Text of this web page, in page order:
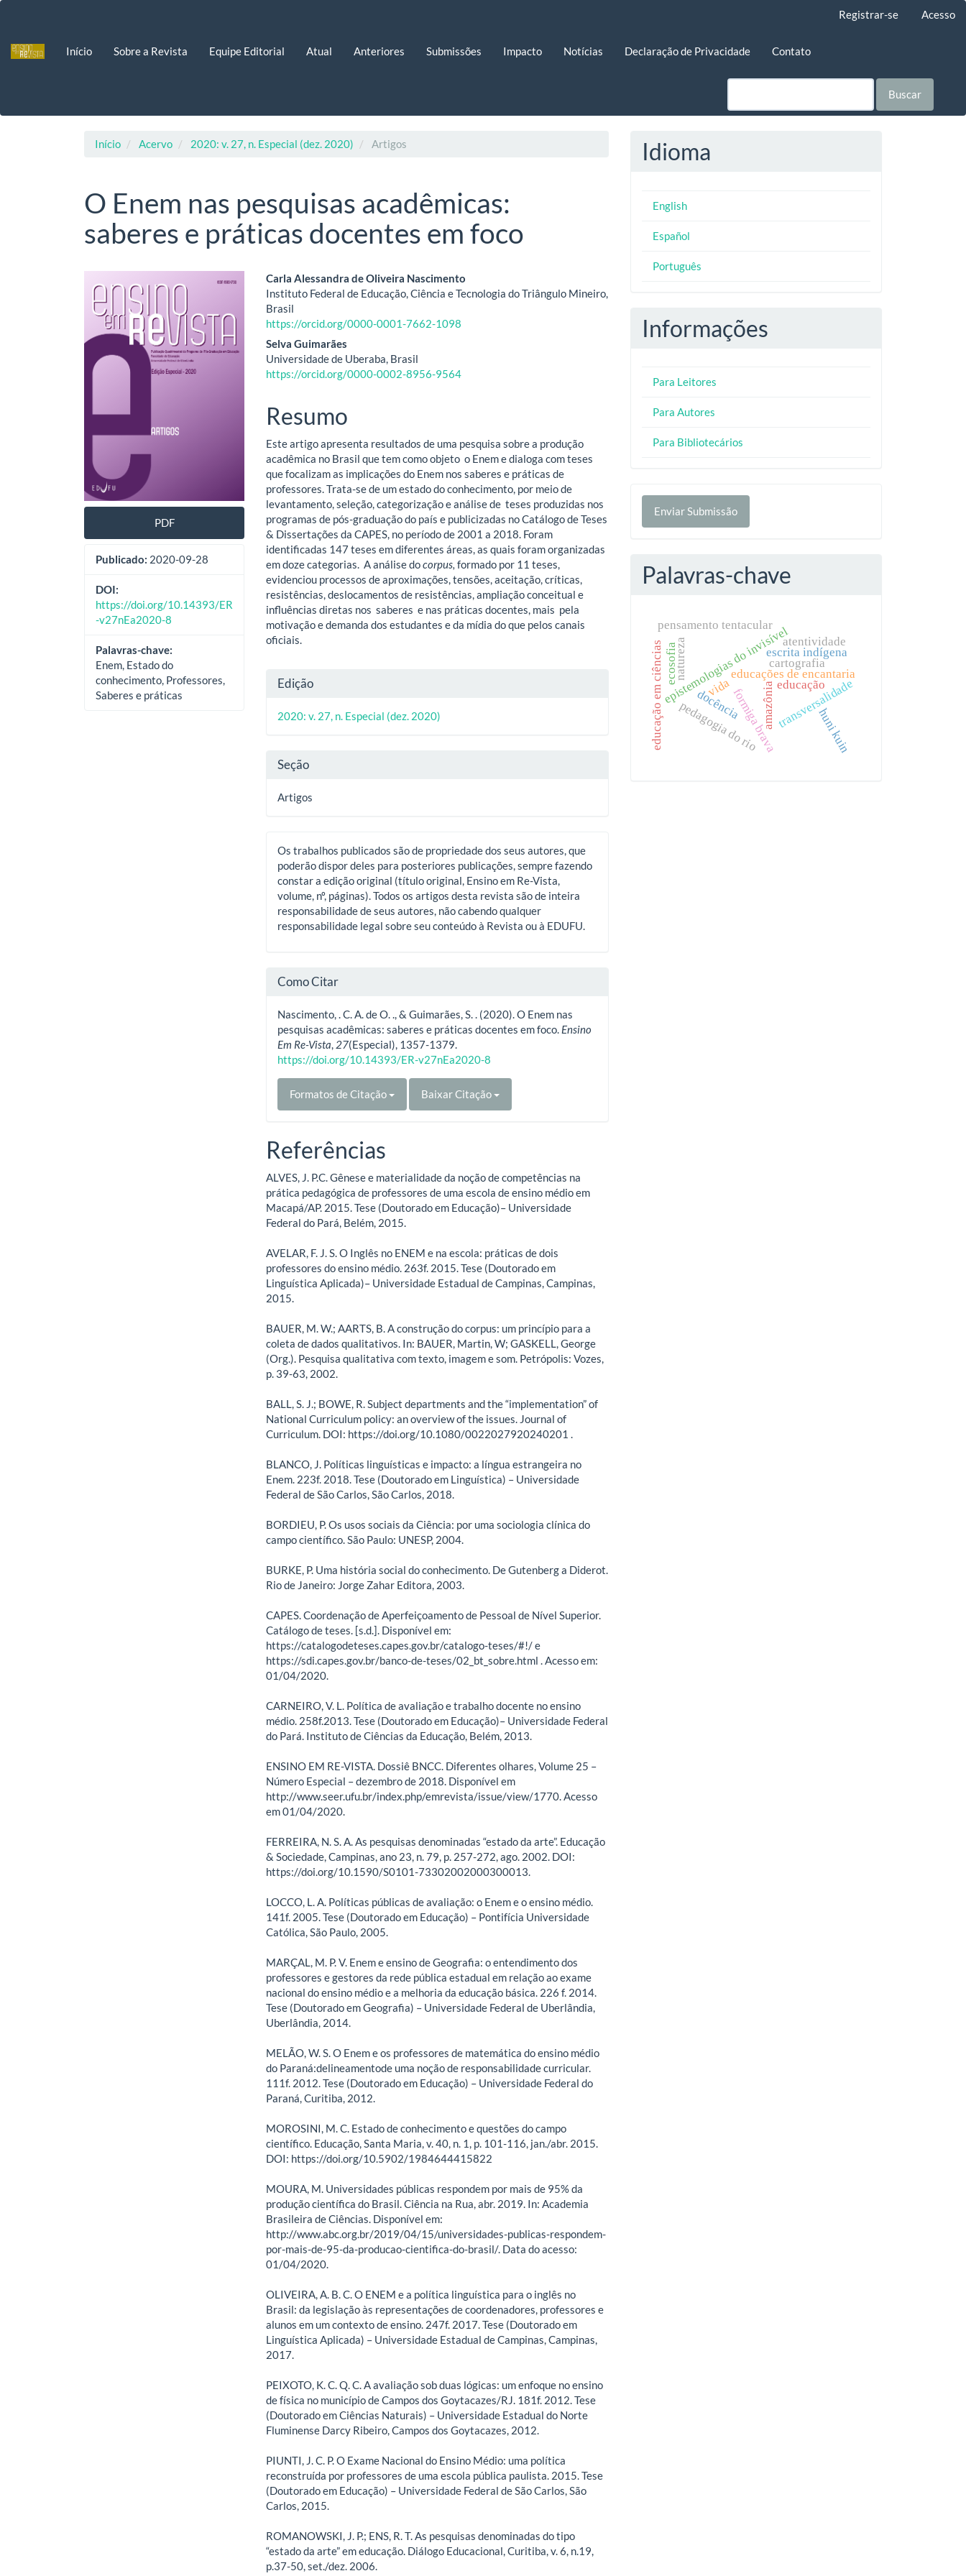
principal
Registrar-se Acesso
Início Sobre a Revista Equipe Editorial Atual Anteriores Submissões Impacto Notícias Declaração de Privacidade Contato
Buscar
Início Acervo 2020: v. 27, n. Especial (dez. 2020) Artigos
O Enem nas pesquisas acadêmicas:
saberes e práticas docentes em foco
Barra
lateral
de
artigos
PDF
Publicado: 2020-09-28
DOI:
https://doi.org/10.14393/ER
-v27nEa2020-8
Palavras-chave:
Enem, Estado do
conhecimento, Professores,
Saberes e práticas
Conteúdo
do
artigo
principal
Carla Alessandra de Oliveira Nascimento
Instituto Federal de Educação, Ciência e Tecnologia do Triângulo Mineiro,
Brasil
https://orcid.org/0000-0001-7662-1098
Selva Guimarães
Universidade de Uberaba, Brasil
https://orcid.org/0000-0002-8956-9564
Resumo
Este artigo apresenta resultados de uma pesquisa sobre a produção
acadêmica no Brasil que tem como objeto o Enem e dialoga com teses
que focalizam as implicações do Enem nos saberes e práticas de
professores. Trata-se de um estado do conhecimento, por meio de
levantamento, seleção, categorização e análise de teses produzidas nos
programas de pós-graduação do país e publicizadas no Catálogo de Teses
& Dissertações da CAPES, no período de 2001 a 2018. Foram
identificadas 147 teses em diferentes áreas, as quais foram organizadas
em doze categorias. A análise docorpus, formado por 11 teses,
evidenciou processos de aproximações, tensões, aceitação, críticas,
resistências, deslocamentos de resistências, ampliação conceitual e
influências diretas nos saberes e nas práticas docentes, mais pela
motivação e demanda dos estudantes e da mídia do que pelos canais
oficiais.
Detalhes
do
Edição
2020: v. 27, n. Especial (dez. 2020)
Seção
Artigos
Os trabalhos publicados são de propriedade dos seus autores, que
poderão dispor deles para posteriores publicações, sempre fazendo
constar a edição original (título original, Ensino em Re-Vista,
volume, nº, páginas). Todos os artigos desta revista são de inteira
responsabilidade de seus autores, não cabendo qualquer
responsabilidade legal sobre seu conteúdo à Revista ou à EDUFU.
Como Citar
Nascimento, . C. A. de O. ., & Guimarães, S. . (2020). O Enem nas
pesquisas acadêmicas: saberes e práticas docentes em foco. Ensino
Em Re-Vista, 27(Especial), 1357-1379.
https://doi.org/10.14393/ER-v27nEa2020-8
Formatos de Citação Baixar Citação
Referências
ALVES, J. P.C. Gênese e materialidade da noção de competências na
prática pedagógica de professores de uma escola de ensino médio em
Macapá/AP. 2015. Tese (Doutorado em Educação)– Universidade
Federal do Pará, Belém, 2015.
AVELAR, F. J. S. O Inglês no ENEM e na escola: práticas de dois
professores do ensino médio. 263f. 2015. Tese (Doutorado em
Linguística Aplicada)– Universidade Estadual de Campinas, Campinas,
2015.
BAUER, M. W.; AARTS, B. A construção do corpus: um princípio para a
coleta de dados qualitativos. In: BAUER, Martin, W; GASKELL, George
(Org.). Pesquisa qualitativa com texto, imagem e som. Petrópolis: Vozes,
p. 39-63, 2002.
BALL, S. J.; BOWE, R. Subject departments and the “implementation” of
National Curriculum policy: an overview of the issues. Journal of
Curriculum. DOI: https://doi.org/10.1080/0022027920240201 .
BLANCO, J. Políticas linguísticas e impacto: a língua estrangeira no
Enem. 223f. 2018. Tese (Doutorado em Linguística) – Universidade
Federal de São Carlos, São Carlos, 2018.
BORDIEU, P. Os usos sociais da Ciência: por uma sociologia clínica do
campo científico. São Paulo: UNESP, 2004.
BURKE, P. Uma história social do conhecimento. De Gutenberg a Diderot.
Rio de Janeiro: Jorge Zahar Editora, 2003.
CAPES. Coordenação de Aperfeiçoamento de Pessoal de Nível Superior.
Catálogo de teses. [s.d.]. Disponível em:
https://catalogodeteses.capes.gov.br/catalogo-teses/#!/ e
https://sdi.capes.gov.br/banco-de-teses/02_bt_sobre.html . Acesso em:
01/04/2020.
CARNEIRO, V. L. Política de avaliação e trabalho docente no ensino
médio. 258f.2013. Tese (Doutorado em Educação)– Universidade Federal
do Pará. Instituto de Ciências da Educação, Belém, 2013.
ENSINO EM RE-VISTA. Dossiê BNCC. Diferentes olhares, Volume 25 –
Número Especial – dezembro de 2018. Disponível em
http://www.seer.ufu.br/index.php/emrevista/issue/view/1770. Acesso
em 01/04/2020.
FERREIRA, N. S. A. As pesquisas denominadas “estado da arte”. Educação
& Sociedade, Campinas, ano 23, n. 79, p. 257-272, ago. 2002. DOI:
https://doi.org/10.1590/S0101-73302002000300013.
LOCCO, L. A. Políticas públicas de avaliação: o Enem e o ensino médio.
141f. 2005. Tese (Doutorado em Educação) – Pontifícia Universidade
Católica, São Paulo, 2005.
MARÇAL, M. P. V. Enem e ensino de Geografia: o entendimento dos
professores e gestores da rede pública estadual em relação ao exame
nacional do ensino médio e a melhoria da educação básica. 226 f. 2014.
Tese (Doutorado em Geografia) – Universidade Federal de Uberlândia,
Uberlândia, 2014.
MELÃO, W. S. O Enem e os professores de matemática do ensino médio
do Paraná:delineamentode uma noção de responsabilidade curricular.
111f. 2012. Tese (Doutorado em Educação) – Universidade Federal do
Paraná, Curitiba, 2012.
MOROSINI, M. C. Estado de conhecimento e questões do campo
científico. Educação, Santa Maria, v. 40, n. 1, p. 101-116, jan./abr. 2015.
DOI: https://doi.org/10.5902/1984644415822
MOURA, M. Universidades públicas respondem por mais de 95% da
produção científica do Brasil. Ciência na Rua, abr. 2019. In: Academia
Brasileira de Ciências. Disponível em:
http://www.abc.org.br/2019/04/15/universidades-publicas-respondem-
por-mais-de-95-da-producao-cientifica-do-brasil/. Data do acesso:
01/04/2020.
OLIVEIRA, A. B. C. O ENEM e a política linguística para o inglês no
Brasil: da legislação às representações de coordenadores, professores e
alunos em um contexto de ensino. 247f. 2017. Tese (Doutorado em
Linguística Aplicada) – Universidade Estadual de Campinas, Campinas,
2017.
PEIXOTO, K. C. Q. C. A avaliação sob duas lógicas: um enfoque no ensino
de física no município de Campos dos Goytacazes/RJ. 181f. 2012. Tese
(Doutorado em Ciências Naturais) – Universidade Estadual do Norte
Fluminense Darcy Ribeiro, Campos dos Goytacazes, 2012.
PIUNTI, J. C. P. O Exame Nacional do Ensino Médio: uma política
reconstruída por professores de uma escola pública paulista. 2015. Tese
(Doutorado em Educação) – Universidade Federal de São Carlos, São
Carlos, 2015.
ROMANOWSKI, J. P.; ENS, R. T. As pesquisas denominadas do tipo
“estado da arte” em educação. Diálogo Educacional, Curitiba, v. 6, n.19,
p.37-50, set./dez. 2006.
Idioma
English
Español
Português
Informações
Para Leitores
Para Autores
Para Bibliotecários
Enviar
Submissão
Enviar Submissão
Palavras-chave
formiga brava
amazônia
educações de encantaria
epistemologias do invisíveleducação
pensamento tentacular
docência
vida
educação em ciências pedagogia do rio
ecosofia
transversalidade
cartografia
escrita indígena
huni kuin
atentividade
natureza